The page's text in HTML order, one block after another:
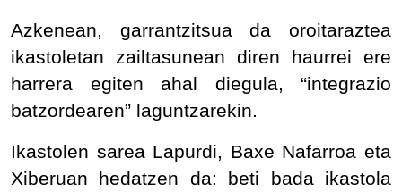
Azkenean, garrantzitsua da oroitaraztea
ikastoletan zailtasunean diren haurrei ere
harrera egiten ahal diegula, “integrazio
batzordearen” laguntzarekin.
Ikastolen sarea Lapurdi, Baxe Nafarroa eta
Xiberuan hedatzen da: beti bada ikastola